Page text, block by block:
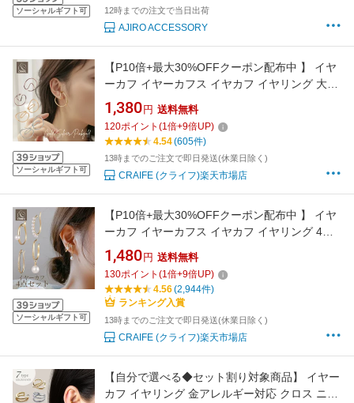
ソーシャルギフト可 12時までの注文で当日出荷
AJIRO ACCESSORY
ソーシャルギフト可
【P10倍+最大30%OFFクーポン配布中 】 イヤ
ーカフ イヤーカフス イヤカフ イヤリング 大ぶ
り 2点セット ダブルライン 金属アレルギー対応
18K 大人 かわいい ジュエリー ゴールド シルバ
ー ピンクゴールド 送料無料 プチプライス高見
1,380 円 送料無料
120ポイント (1倍+9倍UP)
4.54(605件)
13時までのご注文で即日発送(休業日除く)
CRAIFE (クライフ)楽天市場店
ソーシャルギフト可
【P10倍+最大30%OFFクーポン配布中 】 イヤ
ーカフ イヤーカフス イヤカフ イヤリング 4点
セット 大ぶり パール 金属アレルギー対応 18K
レディース ニッケルフリー ゴールド シルバー
ピンクゴールド 送料無料 ランキング1位 プチプ
ライス高見え CRAIFE
1,480 円 送料無料
130ポイント (1倍+9倍UP)
4.56(2,944件)
ランキング入賞
13時までのご注文で即日発送(休業日除く)
CRAIFE (クライフ)楽天市場店
【自分で選べる◆セット割り対象商品】 イヤー
カフ イヤリング 金アレルギー対応 クロス ニッ